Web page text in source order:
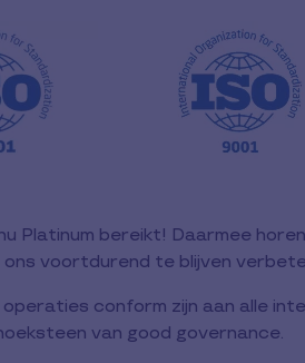
Platinum bereikt! Daarmee
voortdurend te blijven
conform zijn aan alle
van good governance.